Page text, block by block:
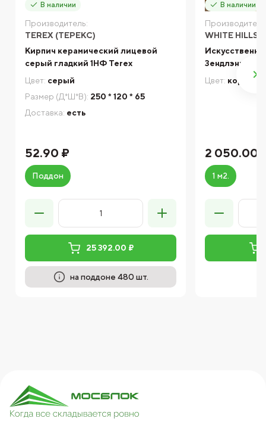
В наличии
Производитель:
TEREX (ТЕРЕКС)
Кирпич керамический лицевой
серый гладкий 1НФ Terex
Цвет: серый
Размер (Д*Ш*В): 250 * 120 * 65
Доставка: есть
52.90 ₽
Поддон
25 392.00 ₽
на поддоне 480 шт.
В наличии
WHITE HILLS
Зендлэнд
Цвет:
2 050.00
1 м2.